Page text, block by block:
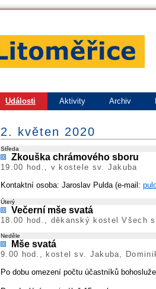
Události Aktivity Archiv
2. květen 2020
Středa
Zkouška chrámového sboru
19.00 hod., v kostele sv. Jakuba
Kontaktní osoba: Jaroslav Pulda (e-mail:
Úterý
Večerní mše svatá
18.00 hod., děkanský kostel Všech
Neděle
Mše svatá
9.00 hod., kostel sv. Jakuba,
Po dobu omezení počtu účastníků